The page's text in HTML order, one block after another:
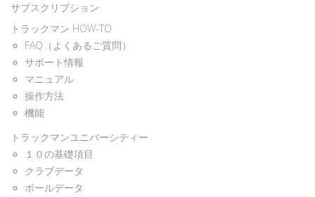
サブスクリプション
トラックマン HOW-TO
FAQ（よくあるご質問）
サポート情報
マニュアル
操作方法
機能
トラックマンユニバーシティー
１０の基礎項目
クラブデータ
ボールデータ